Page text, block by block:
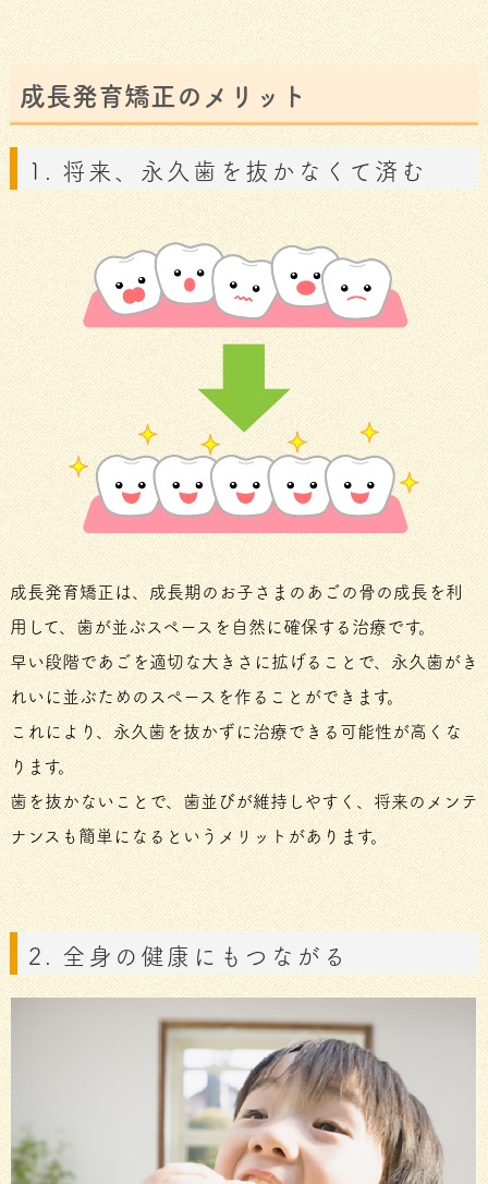
成長発育矯正のメリット
1. 将来、永久歯を抜かなくて済む
成長発育矯正は、成長期のお子さまのあごの骨の成長を利
用して、歯が並ぶスペースを自然に確保する治療です。
早い段階であごを適切な大きさに拡げることで、永久歯がき
れいに並ぶためのスペースを作ることができます。
これにより、永久歯を抜かずに治療できる可能性が高くな
ります。
歯を抜かないことで、歯並びが維持しやすく、将来のメンテ
ナンスも簡単になるというメリットがあります。
2. 全身の健康にもつながる